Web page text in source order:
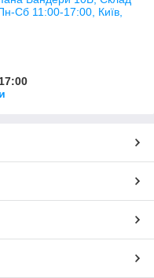
Cб 11:00-17:00, Київ,